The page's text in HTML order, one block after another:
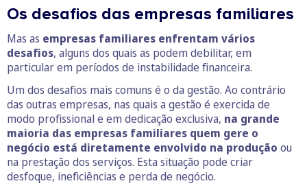
Os desafios das empresas familiares
Mas as empresas familiares enfrentam vários
desafios, alguns dos quais as podem debilitar, em
particular em períodos de instabilidade financeira.
Um dos desafios mais comuns é o da gestão. Ao contrário
das outras empresas, nas quais a gestão é exercida de
modo profissional e em dedicação exclusiva, na grande
maioria das empresas familiares quem gere o
negócio está diretamente envolvido na produção ou
na prestação dos serviços. Esta situação pode criar
desfoque, ineficiências e perda de negócio.